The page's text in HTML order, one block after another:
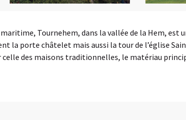
Tournehem, dans la vallée de la Hem, est
la porte châtelet mais aussi la tour de l’église
des maisons traditionnelles, le matériau